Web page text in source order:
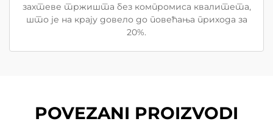
захтеве тржишта без компромиса квалитета,
што је на крају довело до повећања прихода за
20%.
POVEZANI PROIZVODI